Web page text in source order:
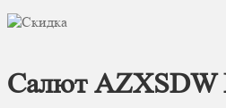
Салют AZXSDW